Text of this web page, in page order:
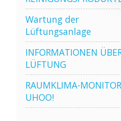
Wartung der
Lüftungsanlage
INFORMATIONEN
LÜFTUNG
RAUMKLIMA-MONITOR
UHOO!